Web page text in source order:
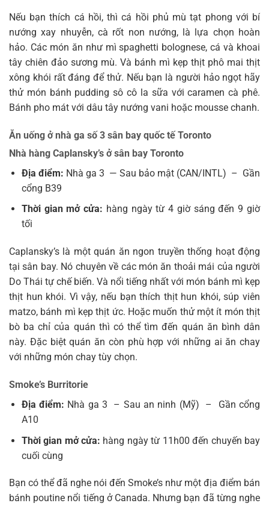
Nếu bạn thích cá hồi, thì cá hồi phủ mù tạt phong với bí
nướng xay nhuyễn, cà rốt non nướng, là lựa chọn hoàn
hảo. Các món ăn như mì spaghetti bolognese, cá và khoai
tây chiên đảo sương mù. Và bánh mì kẹp thịt phô mai thịt
xông khói rất đáng để thử. Nếu bạn là người hảo ngọt hãy
thử món bánh pudding sô cô la sữa với caramen cà phê.
Bánh pho mát với dâu tây nướng vani hoặc mousse chanh.
Ăn uống ở nhà ga số 3 sân bay quốc tế Toronto
Nhà hàng Caplansky’s ở sân bay Toronto
Địa điểm: Nhà ga 3 — Sau bảo mật (CAN/INTL) – Gần
cổng B39
Thời gian mở cửa: hàng ngày từ 4 giờ sáng đến 9 giờ
tối
Caplansky’s là một quán ăn ngon truyền thống hoạt động
tại sân bay. Nó chuyên về các món ăn thoải mái của người
Do Thái tự chế biến. Và nổi tiếng nhất với món bánh mì kẹp
thịt hun khói. Vì vậy, nếu bạn thích thịt hun khói, súp viên
matzo, bánh mì kẹp thịt ức. Hoặc muốn thử một ít món thịt
bò ba chỉ của quán thì có thể tìm đến quán ăn bình dân
này. Đặc biệt quán ăn còn phù hợp với những ai ăn chay
với những món chay tùy chọn.
Smoke’s Burritorie
Địa điểm: Nhà ga 3 – Sau an ninh (Mỹ) –
Gần cổng
A10
Thời gian mở cửa: hàng ngày từ 11h00 đến chuyến bay
cuối cùng
Bạn có thể đã nghe nói đến Smoke’s như một địa điểm bán
bánh poutine nổi tiếng ở Canada. Nhưng bạn đã từng nghe